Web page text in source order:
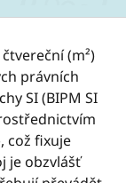
(m²)
právních
SI (BIPM SI
což fixuje
je obzvlášť